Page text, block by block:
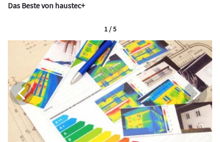
Das Beste von haustec+
1 / 5